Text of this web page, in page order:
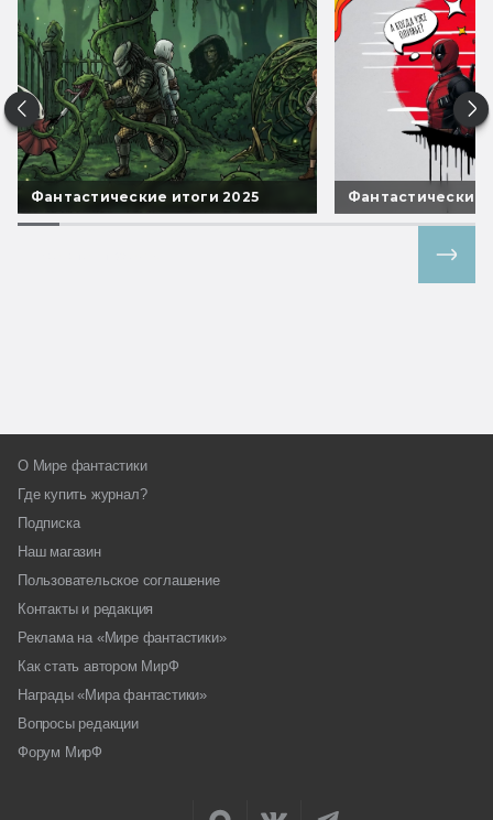
Фантастические итоги 2025 Фантастические
О Мире фантастики
Где купить журнал?
Подписка
Наш магазин
Пользовательское соглашение
Контакты и редакция
Реклама на «Мире фантастики»
Как стать автором МирФ
Награды «Мира фантастики»
Вопросы редакции
Форум МирФ